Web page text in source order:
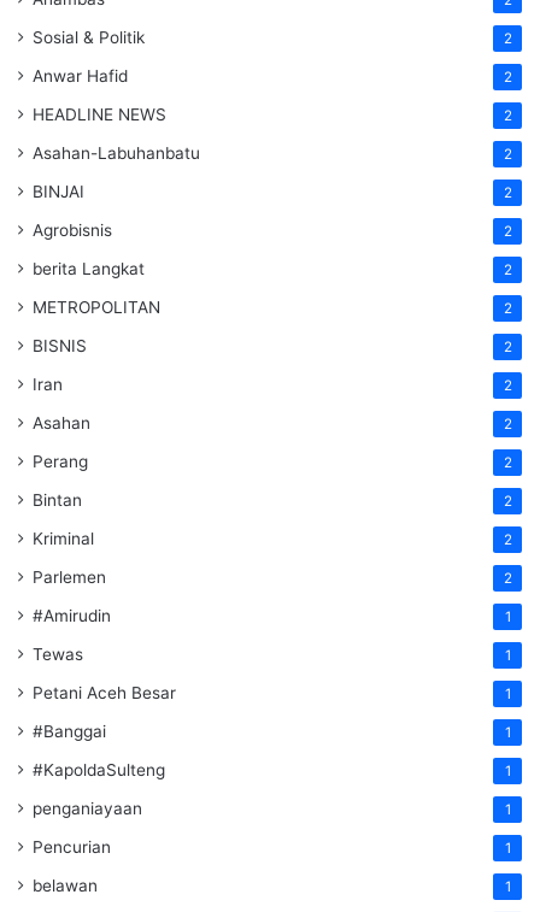
Sosial & Politik 2
Anwar Hafid 2
HEADLINE NEWS 2
Asahan-Labuhanbatu 2
BINJAI 2
Agrobisnis 2
berita Langkat 2
METROPOLITAN 2
BISNIS 2
Iran 2
Asahan 2
Perang 2
Bintan 2
Kriminal 2
Parlemen 2
#Amirudin 1
Tewas 1
Petani Aceh Besar 1
#Banggai 1
#KapoldaSulteng 1
penganiayaan 1
Pencurian 1
belawan 1